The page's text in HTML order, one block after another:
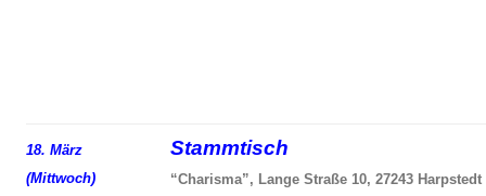
18. März
(Mittwoch)
Stammtisch
“Charisma”, Lange Straße 10, 27243 Harpstedt